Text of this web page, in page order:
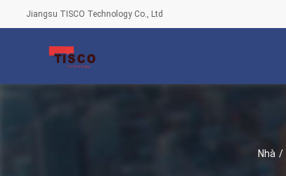
Jiangsu TISCO Technology Co., Ltd
Nhà /